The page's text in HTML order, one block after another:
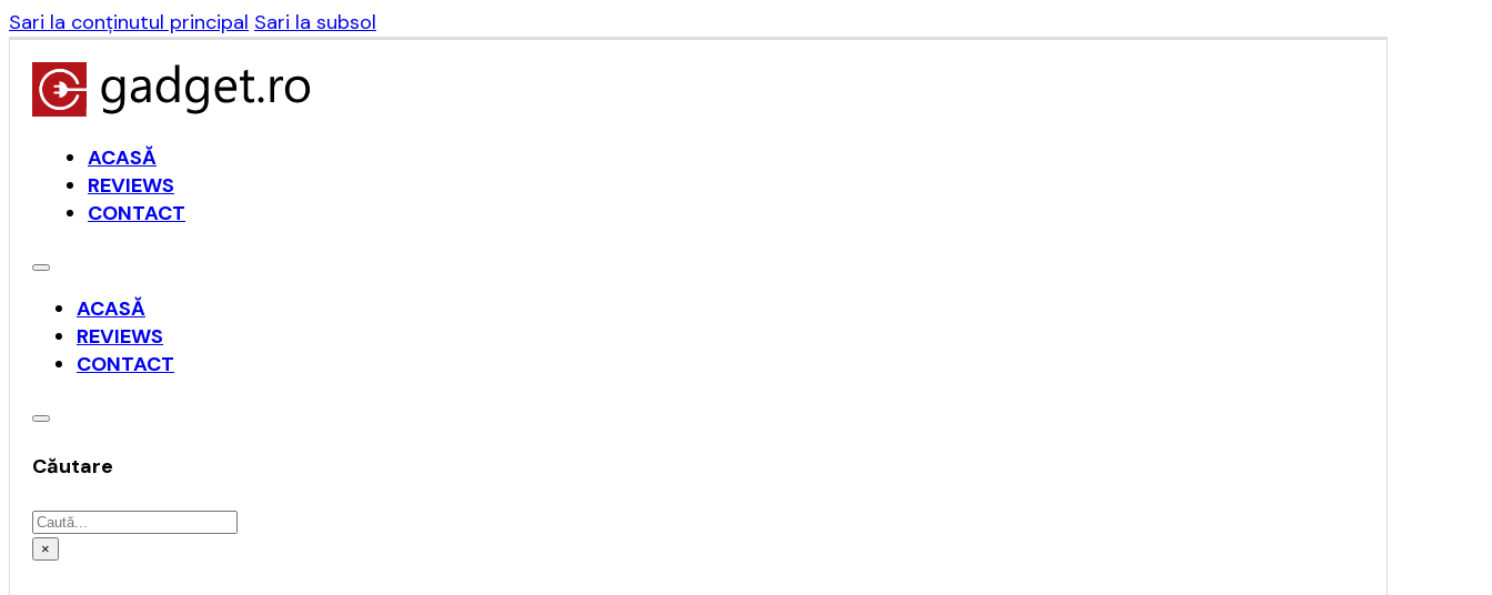
Sari la conținutul principal Sari la subsol
ACASĂ
REVIEWS
CONTACT
ACASĂ
REVIEWS
CONTACT
Căutare
Caută
×